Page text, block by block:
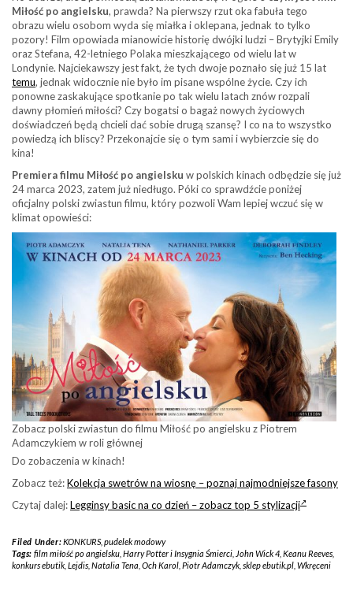
Miłość po angielsku, prawda? Na pierwszy rzut oka fabuła tego
obrazu wielu osobom wyda się miałka i oklepana, jednak to tylko
pozory! Film opowiada mianowicie historię dwójki ludzi – Brytyjki Emily
oraz Stefana, 42-letniego Polaka mieszkającego od wielu lat w
Londynie. Najciekawszy jest fakt, że tych dwoje poznało się już 15 lat
temu, jednak widocznie nie było im pisane wspólne życie. Czy ich
ponowne zaskakujące spotkanie po tak wielu latach znów rozpali
dawny płomień miłości? Czy bogatsi o bagaż nowych życiowych
doświadczeń będą chcieli dać sobie drugą szansę? I co na to wszystko
powiedzą ich bliscy? Przekonajcie się o tym sami i wybierzcie się do
kina!
Premiera filmu Miłość po angielsku w polskich kinach odbędzie się już
24 marca 2023, zatem już niedługo. Póki co sprawdźcie poniżej
oficjalny polski zwiastun filmu, który pozwoli Wam lepiej wczuć się w
klimat opowieści:
Zobacz polski zwiastun do filmu Miłość po angielsku z Piotrem
Adamczykiem w roli głównej
Do zobaczenia w kinach!
Zobacz też:Kolekcja swetrów na wiosnę – poznaj najmodniejsze fasony
Czytaj dalej:Legginsy basic na co dzień – zobacz top 5 stylizacji
Filed Under:KONKURS, pudelek modowy
Tags: film miłość po angielsku, Harry Potter i Insygnia Śmierci, John Wick 4, Keanu Reeves,
konkurs ebutik Lejdis Natalia Tena Och Karol Piotr Adamczyk sklep ebutik.pl Wkręceni